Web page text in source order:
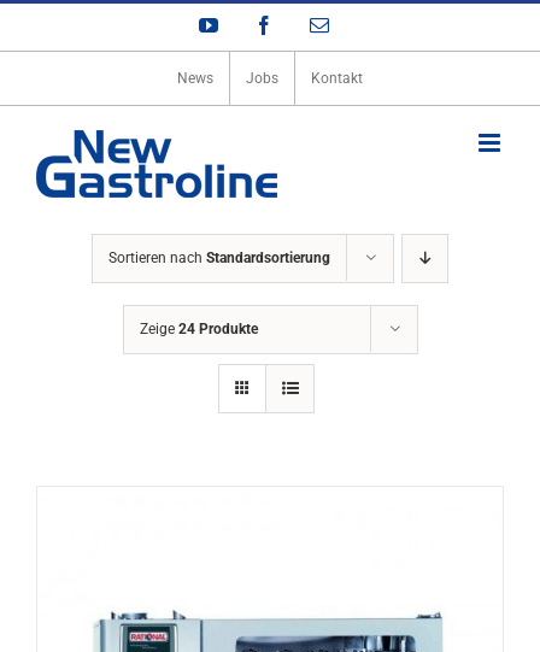
Zum
YouTube Facebook
E-
News Jobs Kontakt
Sortieren nach Standardsortierung
Zeige 24 Produkte